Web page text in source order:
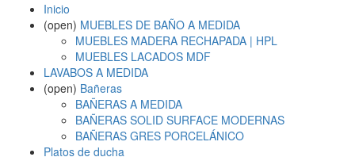
Inicio
(open) MUEBLES DE BAÑO A MEDIDA
MUEBLES MADERA RECHAPADA | HPL
MUEBLES LACADOS MDF
LAVABOS A MEDIDA
(open) Bañeras
BAÑERAS A MEDIDA
BAÑERAS SOLID SURFACE MODERNAS
BAÑERAS GRES PORCELÁNICO
Platos de ducha